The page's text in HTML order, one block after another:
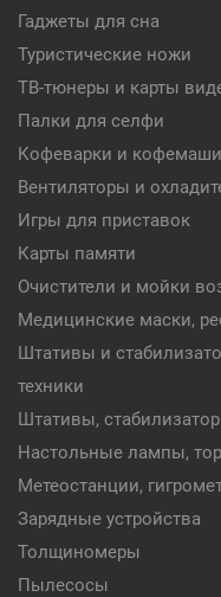
Гаджеты для сна
Туристические ножи
ТВ-тюнеры и карты
Палки для селфи
Кофеварки и
Вентиляторы и
Игры для приставок
Карты памяти
Очистители и мойки
Медицинские маски,
Штативы и
техники
Штативы,
Настольные лампы,
Метеостанции,
Зарядные устройства
Толщиномеры
Пылесосы